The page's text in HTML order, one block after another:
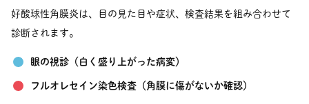
好酸球性角膜炎は、目の見た目や症状、検査結果を組み合わせて
診断されます。
眼の視診（白く盛り上がった病変）
フルオレセイン染色検査（角膜に傷がないか確認）